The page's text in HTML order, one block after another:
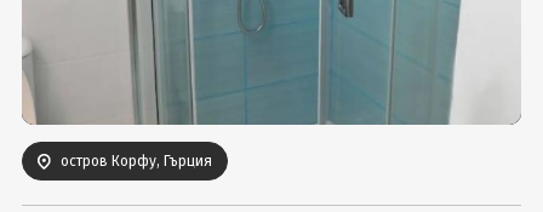
остров Корфу, Гърция